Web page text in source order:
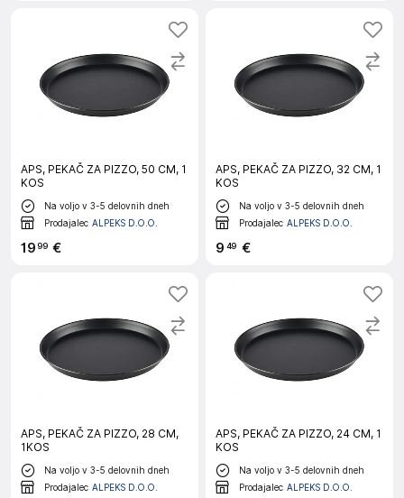
APS, PEKAČ ZA PIZZO, 50 CM, 1
KOS
Na voljo v 3-5 delovnih dneh
Prodajalec ALPEKS D.O.O.
1999 €
APS, PEKAČ ZA PIZZO, 32 CM, 1
KOS
Na voljo v 3-5 delovnih dneh
Prodajalec ALPEKS D.O.O.
9 49 €
APS, PEKAČ ZA PIZZO, 28 CM,
1KOS
Na voljo v 3-5 delovnih dneh
Prodajalec ALPEKS D.O.O.
APS, PEKAČ ZA PIZZO, 24 CM, 1
KOS
Na voljo v 3-5 delovnih dneh
Prodajalec ALPEKS D.O.O.